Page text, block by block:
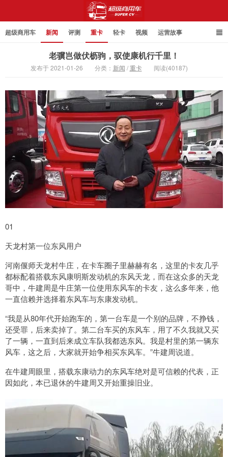
超级商用车 新闻 评测 重卡 轻卡 视频 运营故事
老骥岂做伏枥驹，驭使康机行千里！
发布于 2021-01-26 分类： 新闻 /重卡 阅读(40187)
01
天龙村第一位东风用户
河南偃师天龙村牛庄，在卡车圈子里赫赫有名，这里的卡友几乎
都标配着搭载东风康明斯发动机的东风天龙，而在这众多的天龙
哥中，牛建周是牛庄第一位使用东风车的卡友，这么多年来，他
一直信赖并选择着东风车与东康发动机。
“我是从80年代开始跑车的，第一台车是一个别的品牌，不挣钱，
还受罪，后来卖掉了。第二台车买的东风车，用了不久我就又买
了一辆，一直到后来成立车队我都选东风。我是村里的第一辆东
风车，这之后，大家就开始争相买东风车。”牛建周说道。
在牛建周眼里，搭载东康动力的东风车绝对是可信赖的代表，正
因如此，本已退休的牛建周又开始重操旧业。